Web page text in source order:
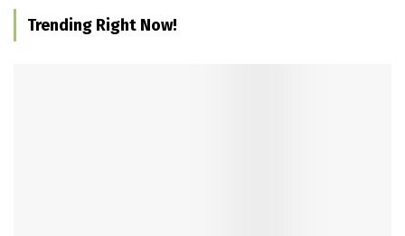
Trending Right Now!